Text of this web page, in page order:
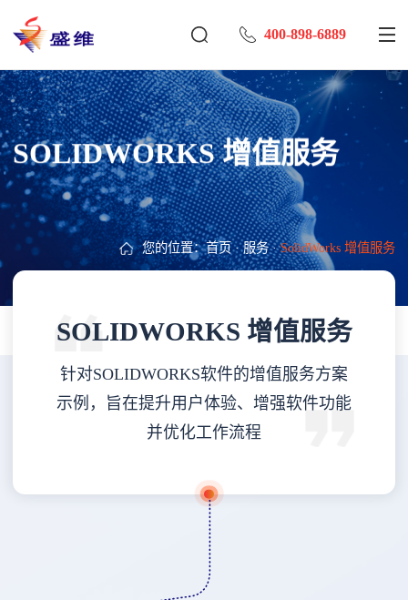
400-898-6889
SOLIDWORKS 增值服务
您的位置：首页·服务·SolidWorks 增值服务
SOLIDWORKS 增值服务
针对SOLIDWORKS软件的增值服务方案
示例，旨在提升用户体验、增强软件功能
并优化工作流程